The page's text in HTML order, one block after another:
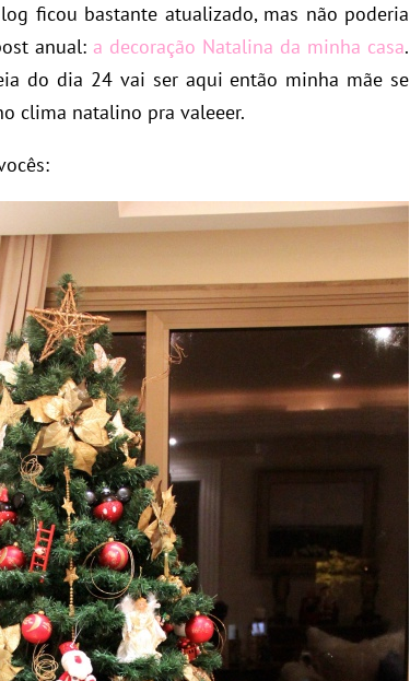
ficou bastante atualizado, mas não poderia
anual: a decoração Natalina da minha casa.
do dia 24 vai ser aqui então minha mãe se
clima natalino pra valeeer.